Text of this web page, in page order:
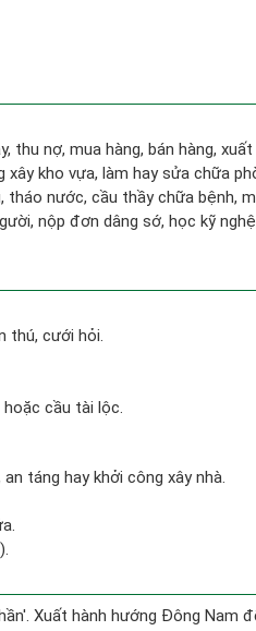
thu nợ, mua hàng, bán hàng,
xây kho vựa, làm hay sửa chữa
tháo nước, cầu thầy chữa bệnh,
nộp đơn dâng sớ, học kỹ
thú, cưới hỏi.
cầu tài lộc.
táng hay khởi công xây nhà.
Xuất hành hướng Đông Nam